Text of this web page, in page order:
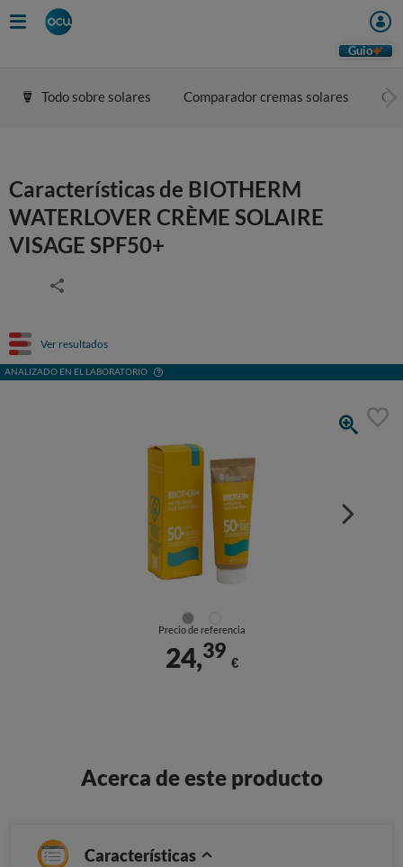
Guio
Todo sobre solares Comparador cremas solares
Características de BIOTHERM
WATERLOVER CRÈME SOLAIRE
VISAGE SPF50+
Ver resultados
ANALIZADO EN EL LABORATORIO
Precio de referencia
24,39
€
Acerca de este producto
Características